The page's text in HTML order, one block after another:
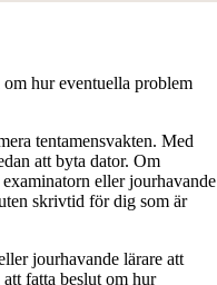
hur eventuella problem
tentamensvakten. Med
att byta dator. Om
eller jourhavande
skrivtid för dig som är
jourhavande lärare att
fatta beslut om hur